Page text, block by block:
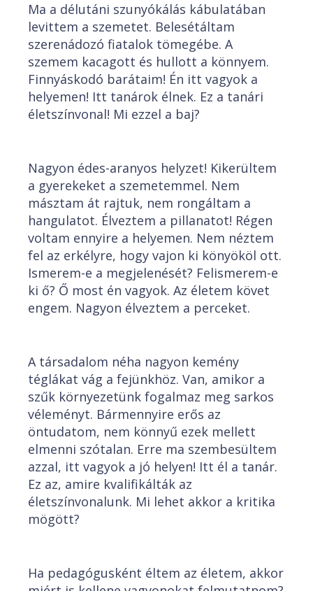
Ma a délutáni szunyókálás kábulatában
levittem a szemetet. Belesétáltam
szerenádozó fiatalok tömegébe. A
szemem kacagott és hullott a könnyem.
Finnyáskodó barátaim! Én itt vagyok a
helyemen! Itt tanárok élnek. Ez a tanári
életszínvonal! Mi ezzel a baj?
Nagyon édes-aranyos helyzet! Kikerültem
a gyerekeket a szemetemmel. Nem
másztam át rajtuk, nem rongáltam a
hangulatot. Élveztem a pillanatot! Régen
voltam ennyire a helyemen. Nem néztem
fel az erkélyre, hogy vajon ki könyököl ott.
Ismerem-e a megjelenését? Felismerem-e
ki ő? Ő most én vagyok. Az életem követ
engem. Nagyon élveztem a perceket.
A társadalom néha nagyon kemény
téglákat vág a fejünkhöz. Van, amikor a
szűk környezetünk fogalmaz meg sarkos
véleményt. Bármennyire erős az
öntudatom, nem könnyű ezek mellett
elmenni szótalan. Erre ma szembesültem
azzal, itt vagyok a jó helyen! Itt él a tanár.
Ez az, amire kvalifikálták az
életszínvonalunk. Mi lehet akkor a kritika
mögött?
Ha pedagógusként éltem az életem, akkor